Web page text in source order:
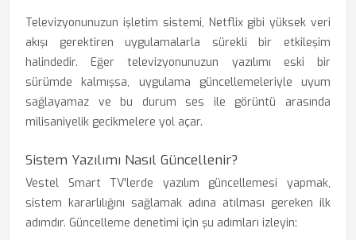
Televizyonunuzun işletim sistemi, Netflix gibi yüksek veri
akışı gerektiren uygulamalarla sürekli bir etkileşim
halindedir. Eğer televizyonunuzun yazılımı eski bir
sürümde kalmışsa, uygulama güncellemeleriyle uyum
sağlayamaz ve bu durum ses ile görüntü arasında
milisaniyelik gecikmelere yol açar.
Sistem Yazılımı Nasıl Güncellenir?
Vestel Smart TV'lerde yazılım güncellemesi yapmak,
sistem kararlılığını sağlamak adına atılması gereken ilk
adımdır. Güncelleme denetimi için şu adımları izleyin: